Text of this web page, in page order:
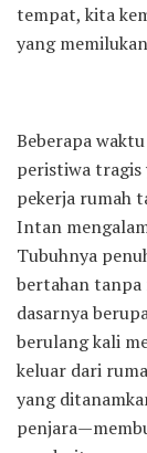
tempat, kita
yang
Beberapa
peristiwa tragis
pekerja rumah
Intan
Tubuhnya
bertahan tanpa
dasarnya
berulang kali
keluar dari
yang